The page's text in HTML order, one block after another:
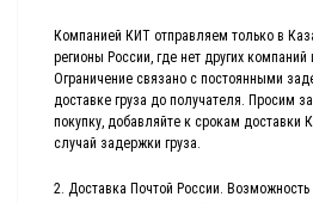
Компанией КИТ отправляем только в
регионы России, где нет других
Ограничение связано с постоянными
доставке груза до получателя. Просим
покупку, добавляйте к срокам доставки
случай задержки груза.
2. Доставка Почтой России. Возможность